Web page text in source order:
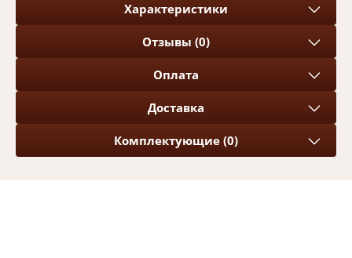
Характеристики
Отзывы (0)
Оплата
Доставка
Комплектующие (0)